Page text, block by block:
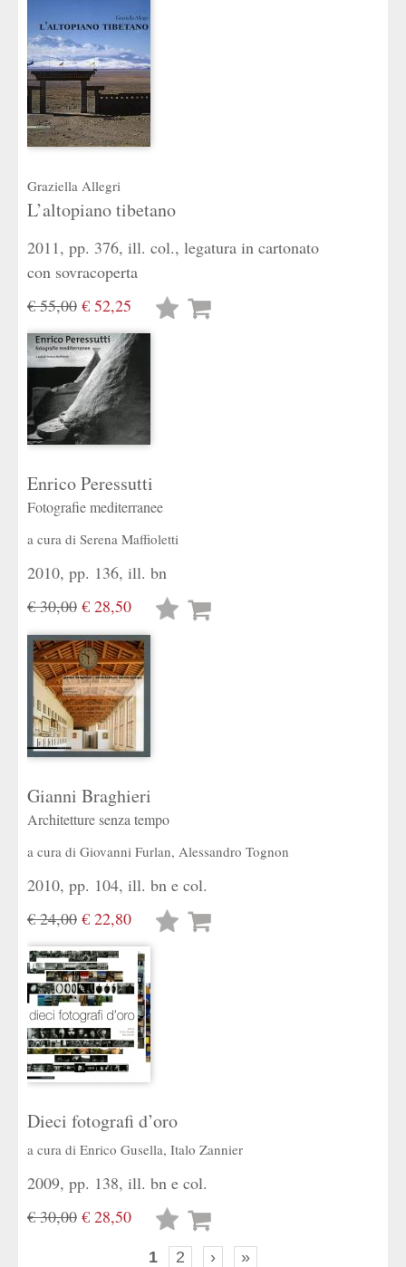
Graziella Allegri
L’altopiano tibetano
2011, pp. 376, ill. col., legatura in cartonato
con sovracoperta
€ 55,00 € 52,25
Lista
Enrico Peressutti
Fotografie mediterranee
a cura di Serena Maffioletti
2010, pp. 136, ill. bn
€ 30,00 € 28,50
Lista
Gianni Braghieri
Architetture senza tempo
a cura di Giovanni Furlan, Alessandro Tognon
2010, pp. 104, ill. bn e col.
€ 24,00 € 22,80
Lista
Dieci fotografi d’oro
a cura di Enrico Gusella, Italo Zannier
2009, pp. 138, ill. bn e col.
€ 30,00 € 28,50
Lista
desideri
1 2 › »